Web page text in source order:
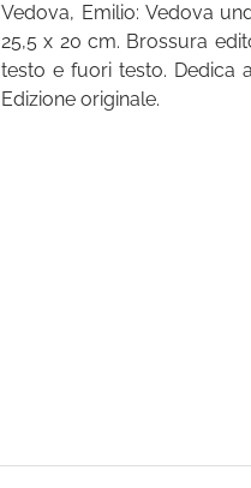
Vedova, Emilio: Vedova
25,5 x 20 cm. Brossura
testo e fuori testo. Dedica
Edizione originale.